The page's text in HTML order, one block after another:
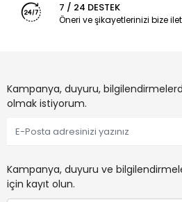
7 / 24 DESTEK
Öneri ve şikayetlerinizi bize
Kampanya, duyuru,
olmak istiyorum.
Kampanya, duyuru ve
için kayıt olun.